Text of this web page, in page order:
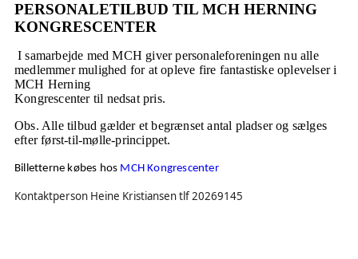
PERSONALETILBUD TIL MCH HERNING
KONGRESCENTER
I samarbejde med MCH giver personaleforeningen nu alle
medlemmer mulighed for at opleve fire fantastiske oplevelser i
MCH Herning
Kongrescenter til nedsat pris.
Obs. Alle tilbud gælder et begrænset antal pladser og sælges
efter først-til-mølle-princippet.
Billetterne købes hos MCH Kongrescenter
Kontaktperson Heine Kristiansen tlf 20269145